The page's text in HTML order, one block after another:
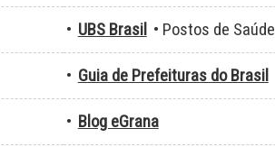
• UBS Brasil • Postos de Saúde
• Guia de Prefeituras do Brasil
• Blog eGrana